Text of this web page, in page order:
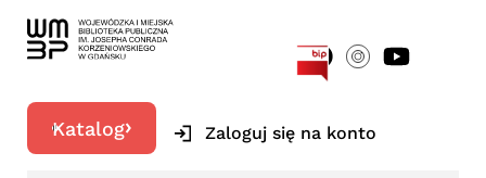
Katalog Zaloguj się na konto